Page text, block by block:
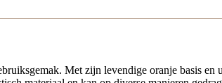
Met zijn levendige oranje basis en